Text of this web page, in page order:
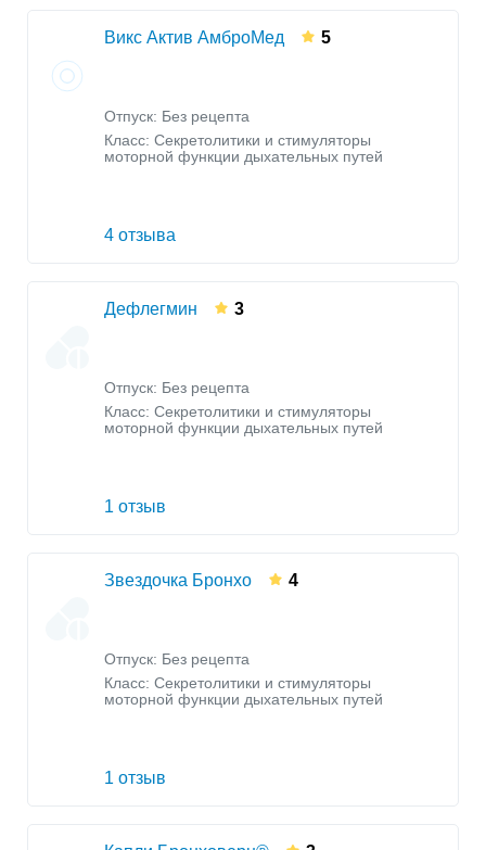
Викс Актив АмброМед 5
Отпуск: Без рецепта
Класс: Секретолитики и стимуляторы
моторной функции дыхательных путей
4 отзыва
Дефлегмин 3
Отпуск: Без рецепта
Класс: Секретолитики и стимуляторы
моторной функции дыхательных путей
1 отзыв
Звездочка Бронхо 4
Отпуск: Без рецепта
Класс: Секретолитики и стимуляторы
моторной функции дыхательных путей
1 отзыв